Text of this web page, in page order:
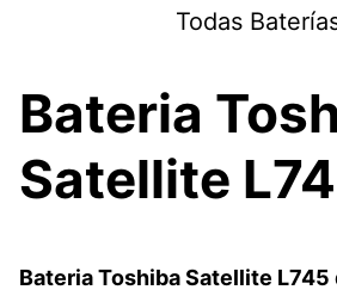
Todas
Bateria
Satellite
Bateria Toshiba Satellite L745